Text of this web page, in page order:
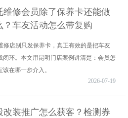
维修会员除了保养卡还能做
？车友活动怎么带复购
修店别只发保养卡，真正有效的是把车友
环。本文用昆明门店案例讲清楚：会员怎
在哪一步介入。
2026-07-19
改装推广怎么获客？检测券